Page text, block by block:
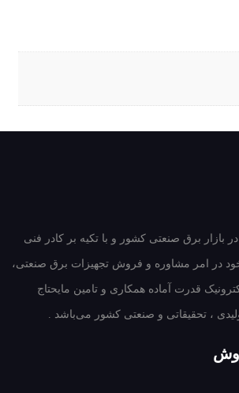
در بازار برق صنعتی کشور و با تکیه بر کادر فنی
در امر مشاوره و فروش تجهیزات برق صنعتی،
قدرت آماده همکاری و تامین مایحتاج
، تحقیقاتی و صنعتی کشور می‌باشد .